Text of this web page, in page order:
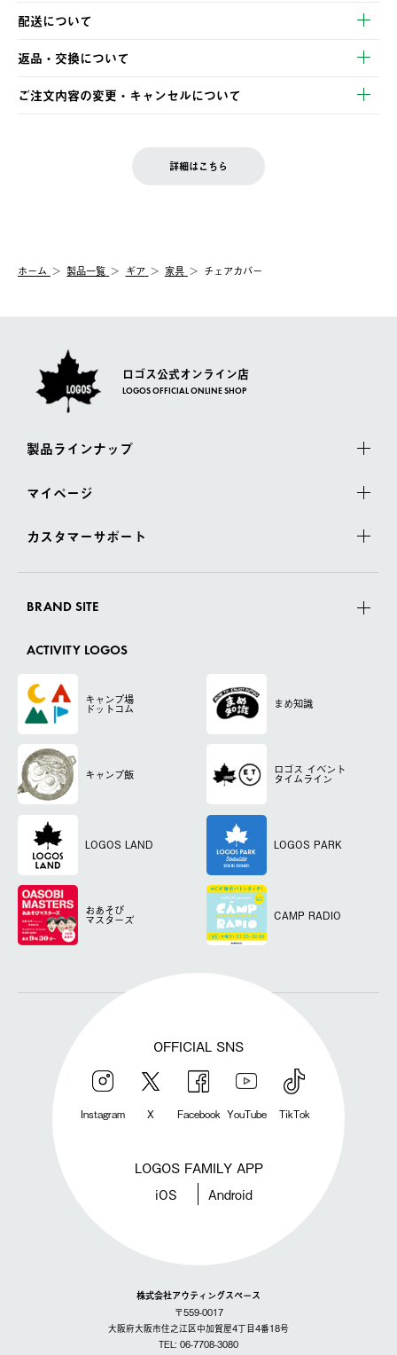
以下のいずれかの方法でお支払いいただけます。
・クレジットカード決済
・コンビニ決済
・Pay-easy決済
配送について
【発送スケジュール】
ご注文・ご入金完了より2営業日以内に商品を発送いたします。
土日祝の発送はございませんので、木曜日以降のご注文は週明け
の発送となる場合がございます。
【配送業者】
佐川急便にて配送されます。
返品・交換について
※お客様都合の場合
お客様都合の返品にかかる送料は、お客様ご負担とさせていただ
一度お手元の商品を返品いただき、ご希望商品を再注文してくだ
ご注文内容の変更・キャンセルについて
LOGOS FAMILY会員の方は、会員マイページ内 購入履歴画面に
詳細はこちら
ホーム 製品一覧 ギア 家具 チェアカバー
ロゴス公式オンライン店
LOGOS OFFICIAL ONLINE SHOP
製品ラインナップ
マイページ
カスタマーサポート
BRAND SITE
ACTIVITY LOGOS
キャンプ場
ドットコム まめ知識
キャンプ飯 ロゴス イベント
タイムライン
LOGOS LAND LOGOS PARK
おあそび
マスターズ CAMP RADIO
OFFICIAL SNS
Instagram X Facebook YouTube TikTok
LOGOS FAMILY APP
iOS Android
株式会社アウティングスペース
〒559-0017
大阪府大阪市住之江区中加賀屋4丁目4番18号
TEL: 06-7708-3080